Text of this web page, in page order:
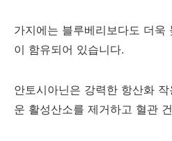
가지에는 블루베리보다도 더욱
이 함유되어 있습니다.
안토시아닌은 강력한 항산화
운 활성산소를 제거하고 혈관